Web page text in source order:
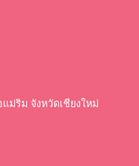
ม่ริม จังหวัดเชียงใหม่